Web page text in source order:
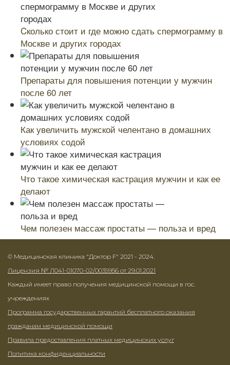
Cколько стоит и где можно сдать спермограмму в
Москве и других городах
Препараты для повышения потенции у мужчин
после 60 лет
Как увеличить мужской челентано в домашних
условиях содой
Что такое химическая кастрация мужчин и как ее
делают
Чем полезен массаж простаты — польза и вред
© Медицинская клиника "Доктор F" 2021 - 2024.
Лицензия № Л041-01070-02/0035956 от 29.01.2021
Каждый имеет право получения медицинской помощи в гос.
учреждениях
Программа государственных гарантий бесплатного оказания
гражданам медицинской помощи
Правила предоставления платных медицинских услуг
Политика конфиденциальности